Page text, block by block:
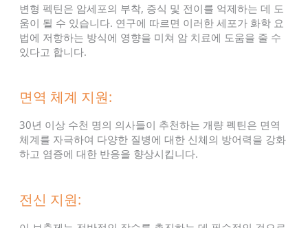
변형 펙틴은 암세포의 부착, 증식 및 전이를 억제하는 데 도
움이 될 수 있습니다. 연구에 따르면 이러한 세포가 화학 요
법에 저항하는 방식에 영향을 미쳐 암 치료에 도움을 줄 수
있다고 합니다.
면역 체계 지원:
30년 이상 수천 명의 의사들이 추천하는 개량 펙틴은 면역
체계를 자극하여 다양한 질병에 대한 신체의 방어력을 강화
하고 염증에 대한 반응을 향상시킵니다.
전신 지원: